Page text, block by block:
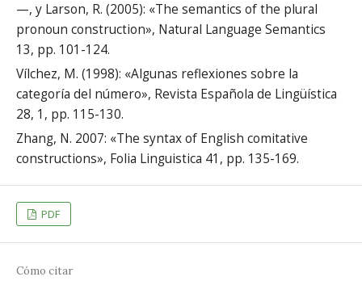
—, y Larson, R. (2005): «The semantics of the plural
pronoun construction», Natural Language Semantics
13, pp. 101-124.
Vílchez, M. (1998): «Algunas reflexiones sobre la
categoría del número», Revista Española de Lingüística
28, 1, pp. 115-130.
Zhang, N. 2007: «The syntax of English comitative
constructions», Folia Linguistica 41, pp. 135-169.
PDF
Cómo citar